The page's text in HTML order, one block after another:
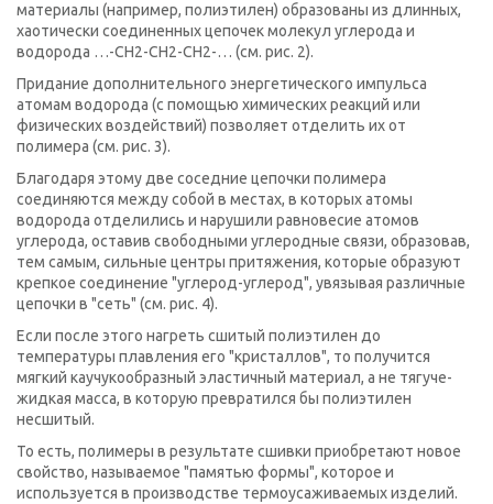
материалы (например, полиэтилен) образованы из длинных,
хаотически соединенных цепочек молекул углерода и
водорода …-CH2-CH2-CH2-… (см. рис. 2).
Придание дополнительного энергетического импульса
атомам водорода (с помощью химических реакций или
физических воздействий) позволяет отделить их от
полимера (см. рис. 3).
Благодаря этому две соседние цепочки полимера
соединяются между собой в местах, в которых атомы
водорода отделились и нарушили равновесие атомов
углерода, оставив свободными углеродные связи, образовав,
тем самым, сильные центры притяжения, которые образуют
крепкое соединение "углерод-углерод", увязывая различные
цепочки в "сеть" (см. рис. 4).
Если после этого нагреть сшитый полиэтилен до
температуры плавления его "кристаллов", то получится
мягкий каучукообразный эластичный материал, а не тягуче-
жидкая масса, в которую превратился бы полиэтилен
несшитый.
То есть, полимеры в результате сшивки приобретают новое
свойство, называемое "памятью формы", которое и
используется в производстве термоусаживаемых изделий.